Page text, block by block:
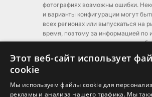
фотографиях возможны ошибки.
и варианты конфигурации могут
всех регионах или выпускаться на
время, поэтому за информацией
предложениям мы рекомендуем
Этот веб-сайт использует
cookie
Мы используем файлы cookie для
рекламы и анализа нашего трафика. Мы